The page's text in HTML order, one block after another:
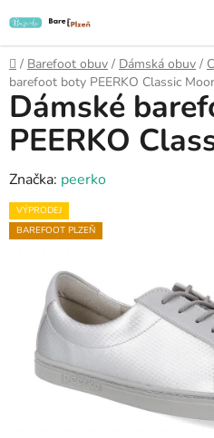
na
obsah
Domů
/ Barefoot obuv / Dámská obuv /
barefoot boty PEERKO Classic
Dámské
PEERKO
Značka: peerko
VÝPRODEJ
BAREFOOT PLZEŇ